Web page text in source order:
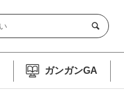
ガンガンGA